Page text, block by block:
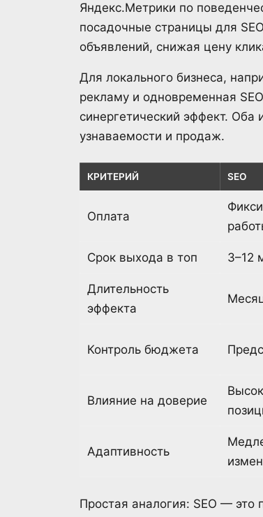
Яндекс.Метрики по
посадочные страницы для
объявлений, снижая цену
Для локального бизнеса,
рекламу и одновременная
синергетический эффект.
узнаваемости и продаж.
КРИТЕРИЙ SEO
Оплата
Срок выхода в топ 3–12
Длительность
эффекта
Контроль бюджета
Влияние на доверие
Адаптивность
Простая аналогия: SEO — это